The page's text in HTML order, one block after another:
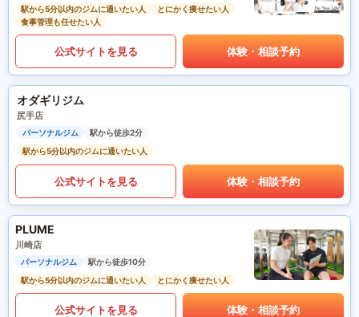
駅から5分以内のジムに通いたい人
とにかく痩せたい人
食事管理も任せたい人
公式サイトを見る 体験・相談予約
オダギリジム
尻手店
パーソナルジム
駅から徒歩2分
駅から5分以内のジムに通いたい人
公式サイトを見る 体験・相談予約
PLUME
川崎店
パーソナルジム
駅から徒歩10分
駅から5分以内のジムに通いたい人
とにかく痩せたい人
公式サイトを見る 体験・相談予約